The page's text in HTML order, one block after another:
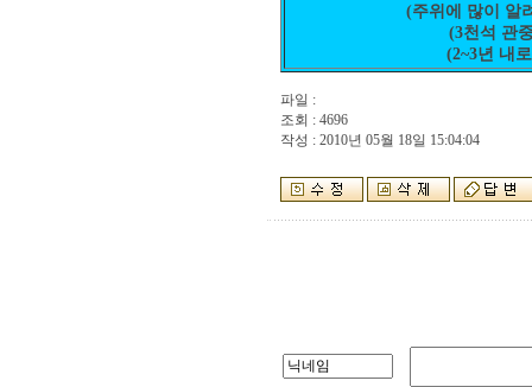
(주위에 많이 알
(3천석 관
(2~3년 내
파일 :
조회 : 4696
작성 : 2010년 05월 18일 15:04:04